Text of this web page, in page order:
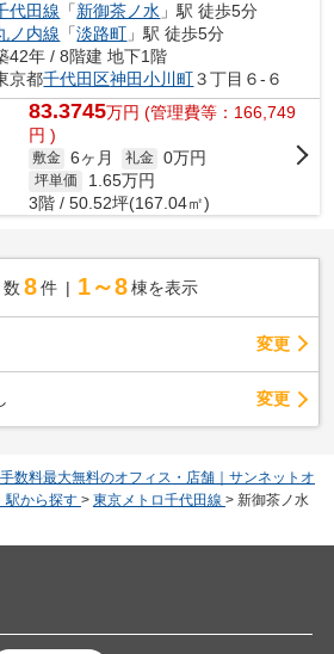
代田線 「新御茶ノ水 」駅 徒歩5分
ノ内線 「淡路町 」駅 徒歩5分
42年 / 8階建 地下1階
京都千代田区神田小川町３丁目６-６
83.3745万円 (管理費等：166,749
円 )
敷金 6ヶ月 礼金 0万円
坪単価 1.65万円
3階 / 50.52坪(167.04㎡)
数 8 件 1～8 棟を表示
変更
変更
数料最大無料のオフィス・店舗｜サンネットオ
駅から探す > 東京メトロ千代田線 > 新御茶ノ水